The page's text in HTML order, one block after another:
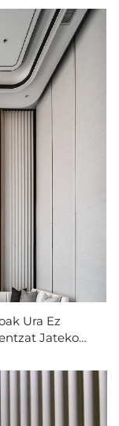
Ura Ez
Jateko